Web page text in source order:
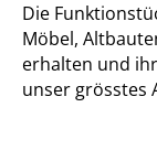
Die
Möbel,
erhalten und
unser grösstes